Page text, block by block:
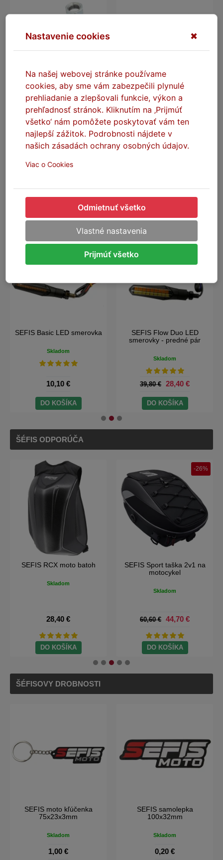
SEFIS predĺženie smerovky
M10 2ks
Skladom
SEFIS predĺženie kabeláže
smerovky 20cm 2ks
Skladom
SÚVISIACE PRODUKTY
SEFIS Basic LED smerovka
Skladom
10,10 €
DO KOŠÍKA
SEFIS Flow Duo LED
smerovky - predné pár
Skladom
39,80 € 28,40 €
DO KOŠÍKA
ŠÉFIS ODPORÚČA
SEFIS RCX moto batoh
Skladom
28,40 €
DO KOŠÍKA
-26%
SEFIS Sport taška 2v1 na
motocykel
Skladom
60,60 € 44,70 €
DO KOŠÍKA
ŠÉFISOVY DROBNOSTI
SEFIS moto kľúčenka
75x23x3mm
Skladom
1,00 €
SEFIS samolepka
100x32mm
Skladom
0,20 €
Nastavenie cookies ✖
Na našej webovej stránke používame
cookies, aby sme vám zabezpečili plynulé
prehliadanie a zlepšovali funkcie, výkon a
prehľadnosť stránok. Kliknutím na ‚Prijmúť
všetko‘ nám pomôžete poskytovať vám ten
najlepší zážitok. Podrobnosti nájdete v
našich zásadách ochrany osobných údajov.
Viac o Cookies
Odmietnuť všetko
Vlastné nastavenia
Prijmúť všetko